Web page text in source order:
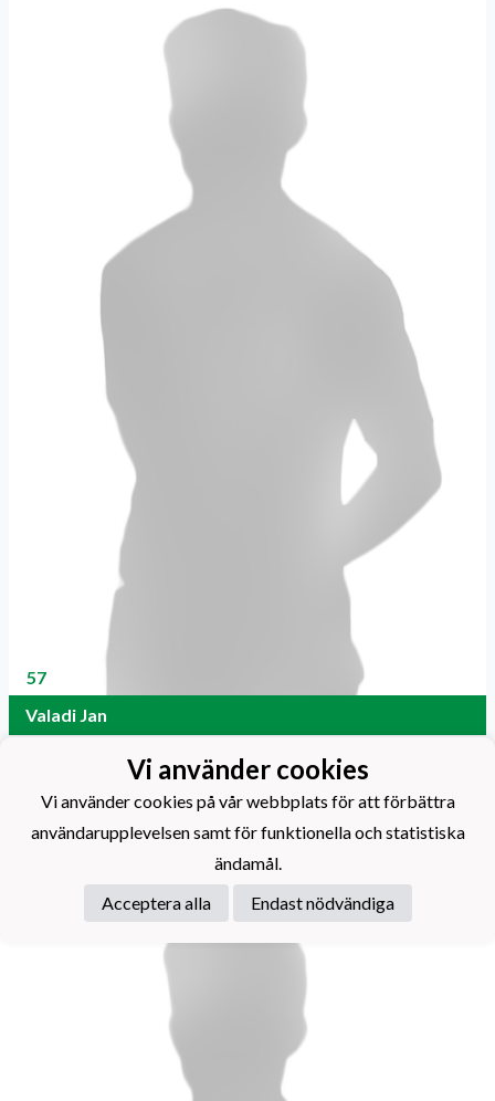
57
Valadi Jan
Funktionärer
Vi använder cookies
Vi använder cookies på vår webbplats för att förbättra
användarupplevelsen samt för funktionella och statistiska
ändamål.
Acceptera alla
Endast nödvändiga